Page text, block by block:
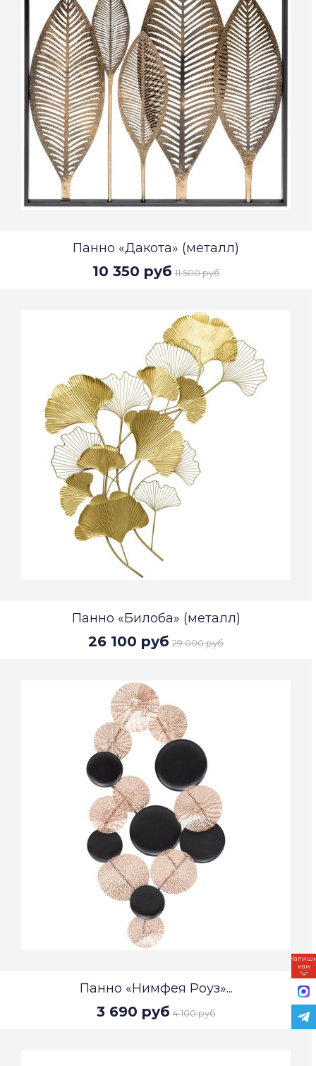
Панно «Дакота» (металл)
10 350 руб 11 500 руб
Панно «Билоба» (металл)
26 100 руб 29 000 руб
Панно «Нимфея Роуз»...
3 690 руб 4 100 руб
нам